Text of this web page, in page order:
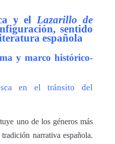
y elLazarillo de
sentido
española
y marco histórico-
en el tránsito del
uno de los géneros más
narrativa española.